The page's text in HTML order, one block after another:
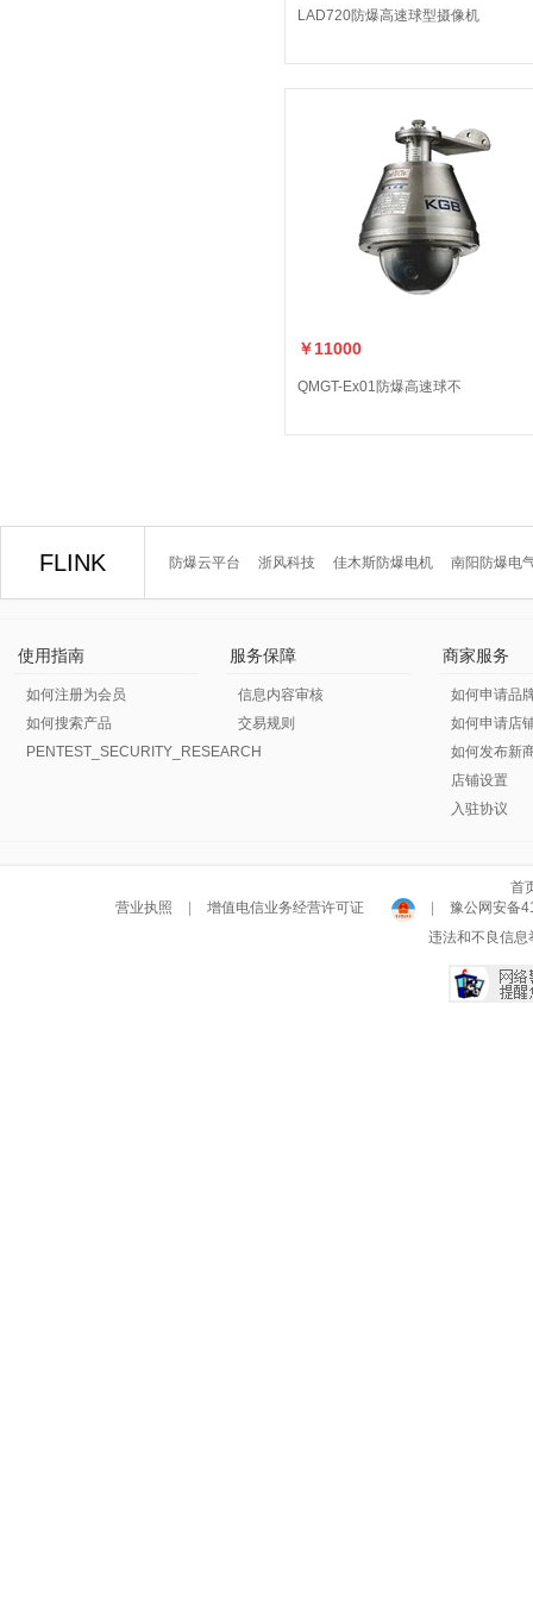
LAD720防爆高速球型摄像机
￥11000
QMGT-Ex01防爆高速球不
FLINK 防爆云平台 浙风科技 佳木斯防爆电机 南阳防爆电
使用指南
如何注册为会员
如何搜索产品
PENTEST_SECURITY_RESEARCH
服务保障
信息内容审核
交易规则
商家服务
如何申请品
如何申请店
如何发布新
店铺设置
入驻协议
首
营业执照
增值电信业务经营许可证
豫公网安备
违法和不良信